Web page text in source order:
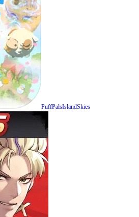
PuffPalsIslandSkies